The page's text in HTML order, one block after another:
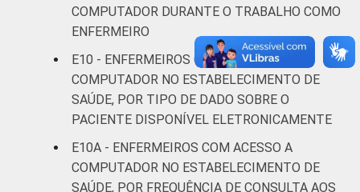
Fonte: CGI.br/NIC.br, Centro Regional de
Estudos para o Desenvolvimento da
Sociedade da Informação (Cetic.br),
Pesquisa sobre o uso das tecnologias de
informação e comunicação nos
estabelecimentos de saúde brasileiros - TIC
COMPUTADOR DURANTE O TRABALHO COMO
ENFERMEIRO
E10 - ENFERMEIROS COM ACESSO A
COMPUTADOR NO ESTABELECIMENTO DE
SAÚDE, POR TIPO DE DADO SOBRE O
PACIENTE DISPONÍVEL ELETRONICAMENTE
E10A - ENFERMEIROS COM ACESSO A
COMPUTADOR NO ESTABELECIMENTO DE
SAÚDE, POR FREQUÊNCIA DE CONSULTA AOS